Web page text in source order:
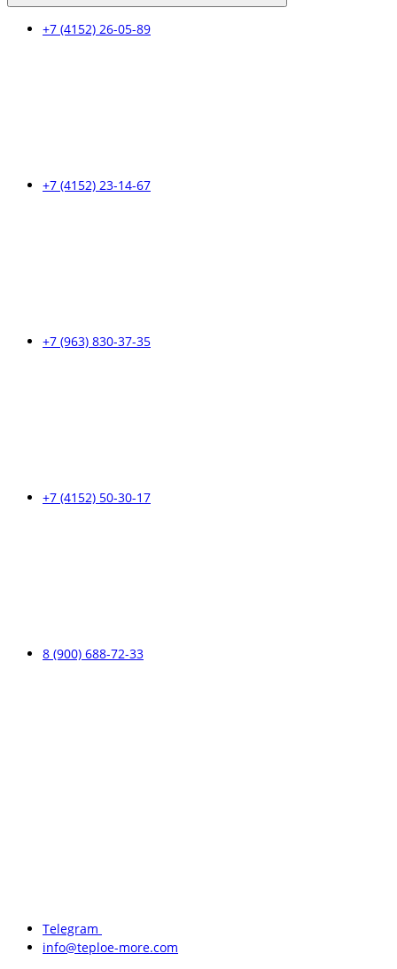
+7 (4152) 26-05-89
+7 (4152) 23-14-67
+7 (963) 830-37-35
+7 (4152) 50-30-17
8 (900) 688-72-33
Telegram
info@teploe-more.com